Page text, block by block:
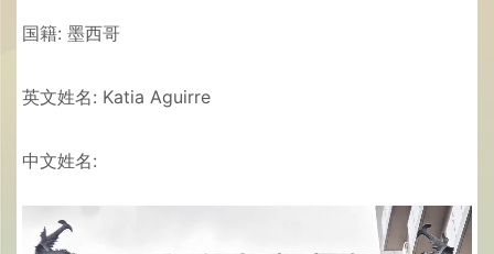
国籍: 墨西哥
英文姓名: Katia Aguirre
中文姓名: